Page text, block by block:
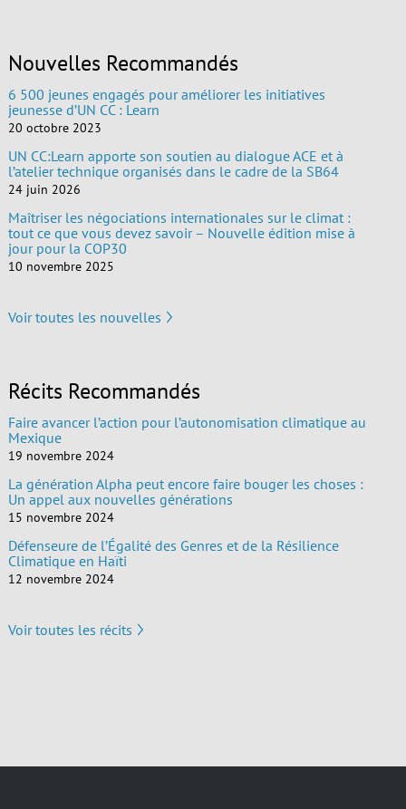
Nouvelles Recommandés
6 500 jeunes engagés pour améliorer les initiatives
jeunesse d’UN CC : Learn
20 octobre 2023
UN CC:Learn apporte son soutien au dialogue ACE et à
l’atelier technique organisés dans le cadre de la SB64
24 juin 2026
Maîtriser les négociations internationales sur le climat :
tout ce que vous devez savoir – Nouvelle édition mise à
jour pour la COP30
10 novembre 2025
Voir toutes les nouvelles
Récits Recommandés
Faire avancer l’action pour l’autonomisation climatique au
Mexique
19 novembre 2024
La génération Alpha peut encore faire bouger les choses :
Un appel aux nouvelles générations
15 novembre 2024
Défenseure de l’Égalité des Genres et de la Résilience
Climatique en Haïti
12 novembre 2024
Voir toutes les récits